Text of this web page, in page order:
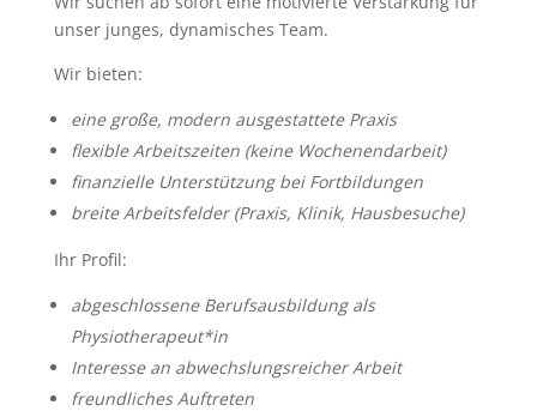
unser junges, dynamisches Team.
Wir bieten:
eine große, modern ausgestattete Praxis
flexible Arbeitszeiten (keine Wochenendarbeit)
finanzielle Unterstützung bei Fortbildungen
breite Arbeitsfelder (Praxis, Klinik, Hausbesuche)
Ihr Profil:
abgeschlossene Berufsausbildung als
Physiotherapeut*in
Interesse an abwechslungsreicher Arbeit
freundliches Auftreten